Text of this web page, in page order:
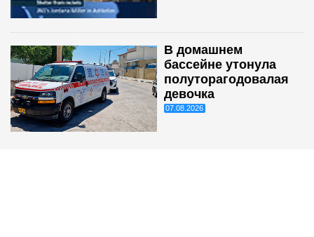
В домашнем
бассейне утонула
полуторагодовалая
девочка
07.08.2026